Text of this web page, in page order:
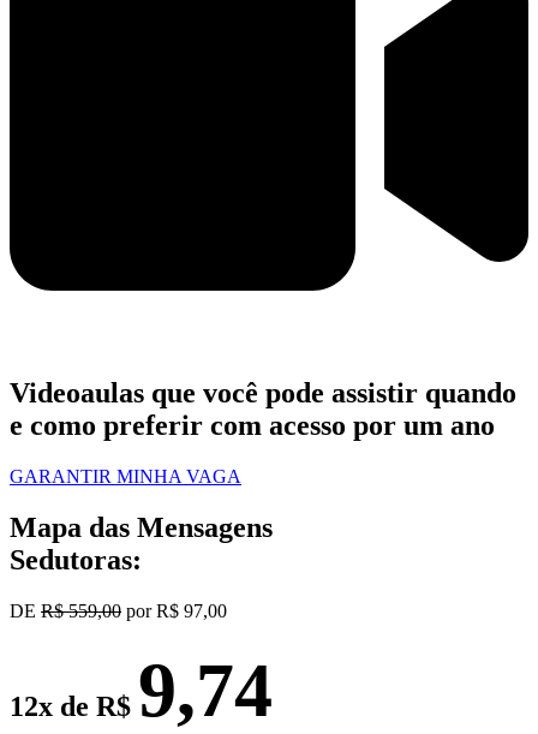
Videoaulas que você pode assistir quando
e como preferir com acesso por um ano
GARANTIR MINHA VAGA
Mapa das Mensagens
Sedutoras:
DE R$ 559,00 por R$ 97,00
12x de R$ 9,74